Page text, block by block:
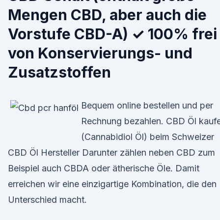
Mengen CBD, aber auch die
Vorstufe CBD-A) ✓ 100% frei
von Konservierungs- und
Zusatzstoffen
Bequem online bestellen und per
Rechnung bezahlen. CBD Öl
(Cannabidiol Öl) beim Schweizer
CBD Öl Hersteller Darunter zählen neben CBD zum
Beispiel auch CBDA oder ätherische Öle. Damit
erreichen wir eine einzigartige Kombination, die den
Unterschied macht.